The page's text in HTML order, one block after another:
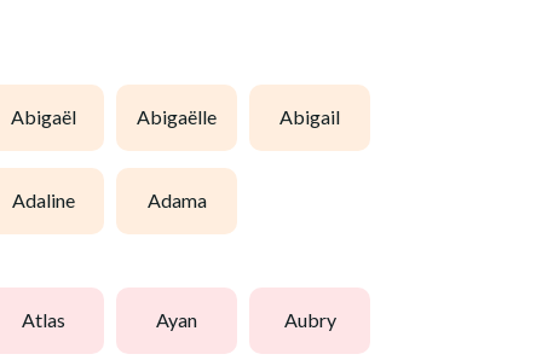
abigaël abigaëlle abigail
adaline adama
atlas ayan aubry